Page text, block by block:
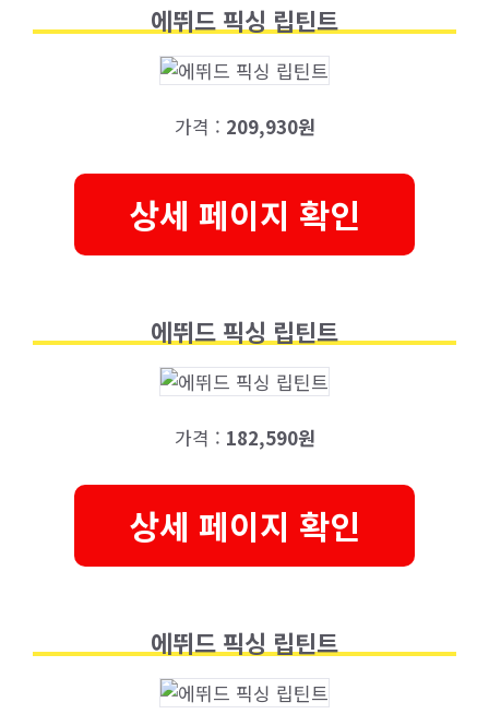
에뛰드 픽싱 립틴트
가격 : 209,930원
상세 페이지 확인
에뛰드 픽싱 립틴트
가격 : 182,590원
상세 페이지 확인
에뛰드 픽싱 립틴트